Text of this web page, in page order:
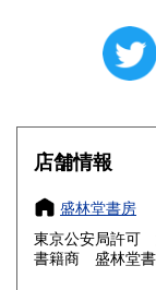
奈良県
店舗情報
盛林堂書房
東京公安局許可
書籍商 盛林堂